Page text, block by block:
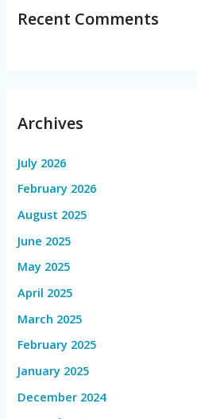
Recent Comments
Archives
July 2026
February 2026
August 2025
June 2025
May 2025
April 2025
March 2025
February 2025
January 2025
December 2024